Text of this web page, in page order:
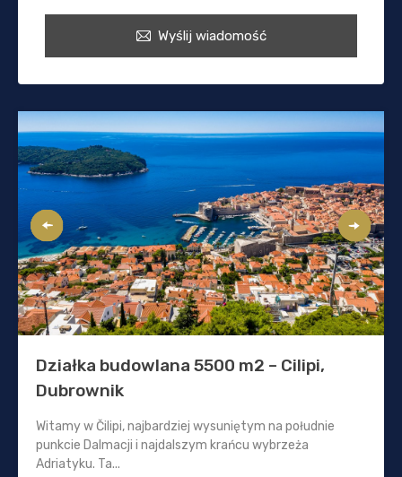
Wyślij wiadomość
Działka budowlana 5500 m2 – Cilipi,
Dubrownik
Witamy w Čilipi, najbardziej wysuniętym na południe
punkcie Dalmacji i najdalszym krańcu wybrzeża
Adriatyku. Ta...